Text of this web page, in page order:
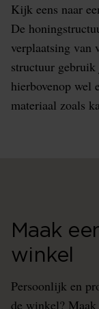
Kijk eens naar
De
verplaatsing van
structuur
hierbovenop wel
materiaal zoals
Maak
winkel
Persoonlijk en
de winkel? Maak